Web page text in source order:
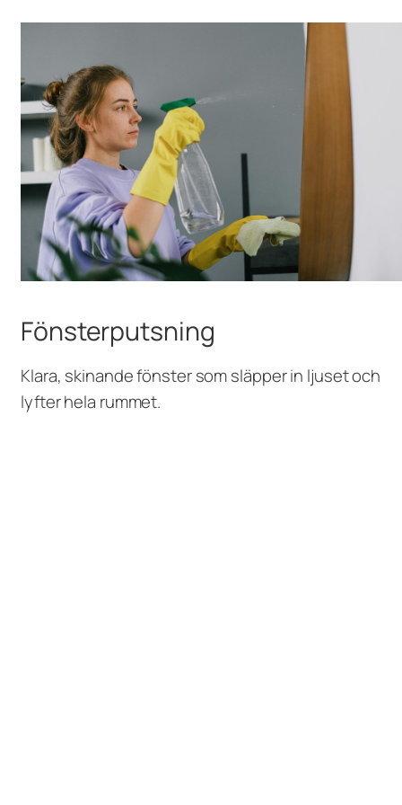
Fönsterputsning
Klara, skinande fönster som släpper in ljuset och
lyfter hela rummet.